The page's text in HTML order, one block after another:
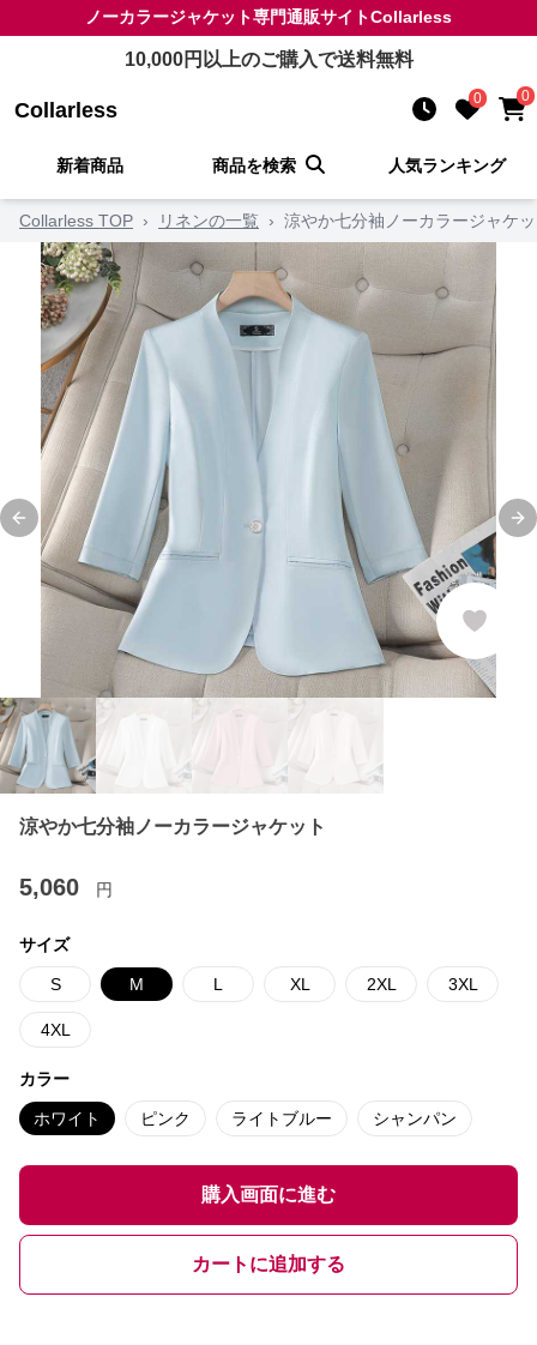
ノーカラージャケット専門通販サイトCollarless
10,000円以上のご購入で送料無料
Collarless 0 0
新着商品 商品を検索 人気ランキング
Collarless TOP › リネンの一覧 › 涼やか七分袖ノーカラージャケ
Previous slide
涼やか七分袖ノーカラージャケット
5,060 円
サイズ
S M L XL 2XL 3XL
4XL
カラー
ホワイト ピンク ライトブルー シャンパン
購入画面に進む
カートに追加する